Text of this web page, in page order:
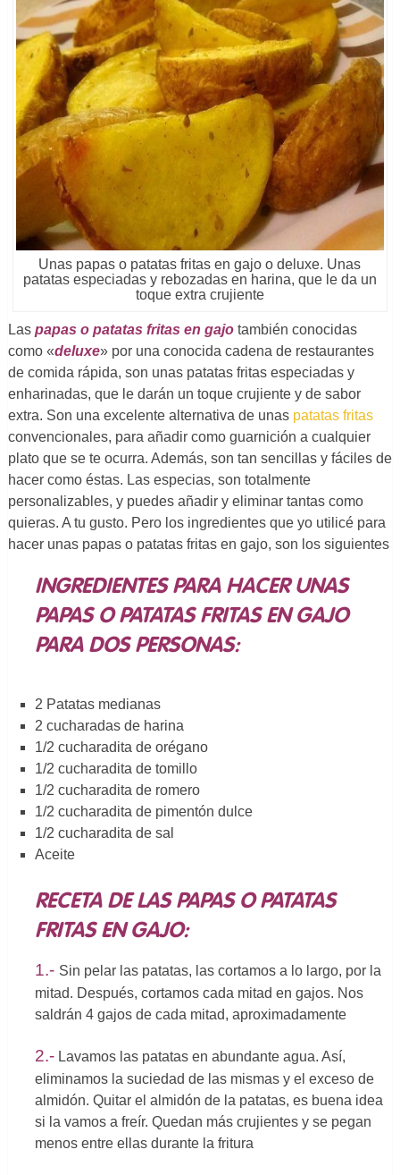
Unas papas o patatas fritas en gajo o deluxe. Unas
patatas especiadas y rebozadas en harina, que le da un
toque extra crujiente
Las papas o patatas fritas en gajotambién conocidas
como «deluxe» por una conocida cadena de restaurantes
de comida rápida, son unas patatas fritas especiadas y
enharinadas, que le darán un toque crujiente y de sabor
extra. Son una excelente alternativa de unas patatas fritas
convencionales, para añadir como guarnición a cualquier
plato que se te ocurra. Además, son tan sencillas y fáciles de
hacer como éstas. Las especias, son totalmente
personalizables, y puedes añadir y eliminar tantas como
quieras. A tu gusto. Pero los ingredientes que yo utilicé para
hacer unas papas o patatas fritas en gajo, son los siguientes
INGREDIENTES PARA HACER UNAS
PAPAS O PATATAS FRITAS EN GAJO
PARA DOS PERSONAS:
2 Patatas medianas
2 cucharadas de harina
1/2 cucharadita de orégano
1/2 cucharadita de tomillo
1/2 cucharadita de romero
1/2 cucharadita de pimentón dulce
1/2 cucharadita de sal
Aceite
RECETA DE LAS PAPAS O PATATAS
FRITAS EN GAJO:
1.- Sin pelar las patatas, las cortamos a lo largo, por la
mitad. Después, cortamos cada mitad en gajos. Nos
saldrán 4 gajos de cada mitad, aproximadamente
2.-Lavamos las patatas en abundante agua. Así,
eliminamos la suciedad de las mismas y el exceso de
almidón. Quitar el almidón de la patatas, es buena idea
si la vamos a freír. Quedan más crujientes y se pegan
menos entre ellas durante la fritura